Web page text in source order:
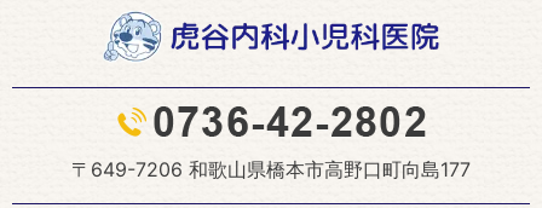
〒649-7206 和歌山県橋本市高野口町向島177